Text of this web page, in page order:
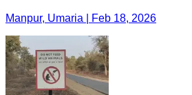
Manpur, Umaria | Feb 18, 2026